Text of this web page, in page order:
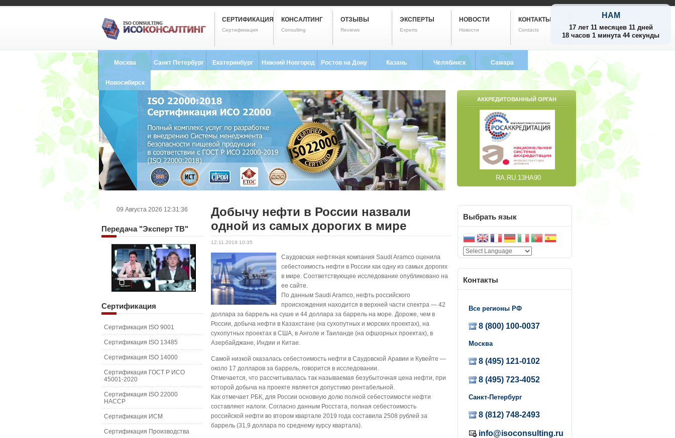
НАМ
17 лет 11 месяцев 11 дней
18 часов 1 минута 45 секунд
СЕРТИФИКАЦИЯ
Сертификация
КОНСАЛТИНГ
Consulting
ОТЗЫВЫ
Reviews
ЭКСПЕРТЫ
Experts
НОВОСТИ
Новости
КОНТАКТЫ
Contacts
Москва Санкт Петербург
8 (812) 748-2493
Екатеринбург
8 (343) 237-2593
Нижний Новгород Ростов на Дону Казань Челябинск
8 (351) 799-5752
Самара
8 (846) 212-9733
Новосибирск
8 (383) 227-8449 АККРЕДИТОВАННЫЙ ОРГАН
RA.RU.13НА90
Добычу нефти в России назвали
одной из самых дорогих в мире
12.11.2019 10:35
Саудовская нефтяная компания Saudi Aramco оценила
себестоимость нефти в России как одну из самых дорогих
в мире. Соответствующее исследование опубликовано на
ее сайте.
По данным Saudi Aramco, нефть российского
происхождения находится в верхней части спектра — 42
доллара за баррель на суше и 44 доллара за баррель на море. Дороже, чем в
России, добыча нефти в Казахстане (на сухопутных и морских проектах), на
сухопутных проектах в США, в Анголе и Таиланде (на офшорных проектах), в
Азербайджане, Индии и Китае.
Самой низкой оказалась себестоимость нефти в Саудовской Аравии и Кувейте —
около 17 долларов за баррель, говорится в исследовании.
Отмечается, что рассчитывалась так называемая безубыточная цена нефти, при
которой добыча на проекте является допустимо рентабельной.
Как отмечает РБК, для России основную долю полной себестоимости нефти
составляют налоги. Согласно данным Росстата, полная себестоимость
российской нефти во втором квартале 2019 года составила 2508 рублей за
баррель (31,9 доллара по среднему курсу квартала).
09 Августа 2026 12:31:36
Передача"Эксперт ТВ"
Сертификация
Сертификация ISO 9001
Сертификация ISO 13485
Сертификация ISO 14000
Сертификация ГОСТ Р ИСО
45001-2020
Сертификация ISO 22000
HACCP
Сертификация ИСМ
Сертификация Производства
Выбрать язык
Контакты
Все регионы РФ
8 (800) 100-0037
Москва
8 (495) 121-0102
8 (495) 723-4052
Санкт-Петербург
8 (812) 748-2493
info@isoconsulting.ru